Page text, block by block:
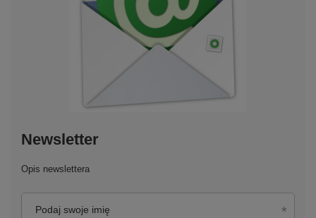
Newsletter
Opis newslettera
Podaj swoje imię